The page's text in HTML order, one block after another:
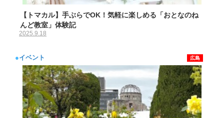
【トマカル】手ぶらでOK！気軽に楽しめる「おとなのね
んど教室」体験記
2025.9.18
●イベント 広島